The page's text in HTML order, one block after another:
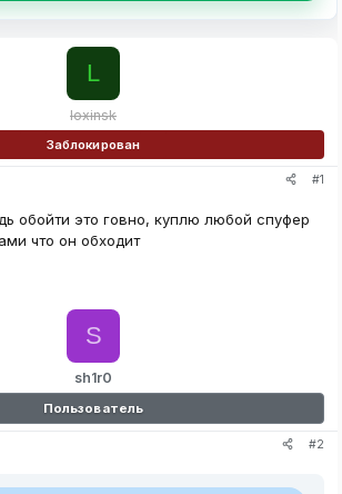
loxinsk
L
Заблокирован
#1
обойти это говно, куплю любой спуфер
что он обходит
sh1r0
S
Пользователь
#2